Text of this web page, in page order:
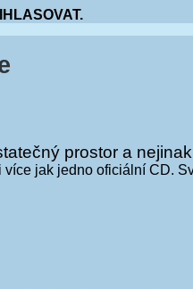
prostor a
jak jedno oficiální CD.